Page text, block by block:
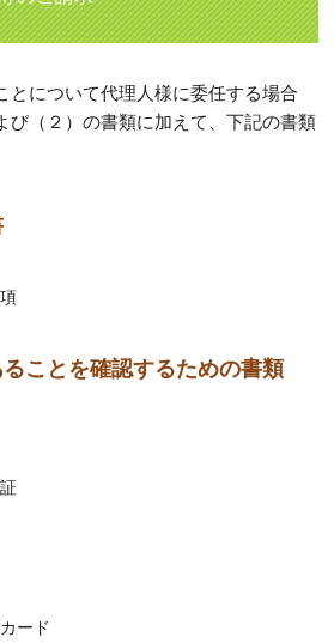
とについて代理人様に委任する場合
び（２）の書類に加えて、下記の書類
ことを確認するための書類
ード